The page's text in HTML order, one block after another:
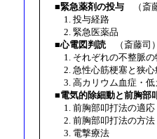
■緊急薬剤の投与 （斎
1. 投与経路
2. 緊急医薬品
■心電図判読 （斎藤司）
1. それぞれの不整脈の
2. 急性心筋梗塞と狭心
3. 高カリウム血症・低
■電気的除細動と前胸部
1. 前胸部叩打法の適応
2. 前胸部叩打法の方法
3. 電撃療法